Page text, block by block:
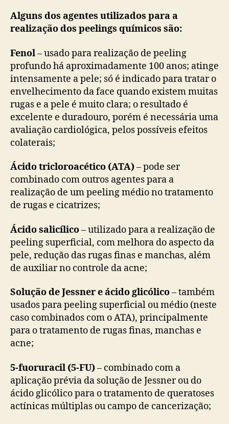
Alguns dos agentes utilizados para a
realização dos peelings químicos são:
Fenol– usado para realização de peeling
profundo há aproximadamente 100 anos; atinge
intensamente a pele; só é indicado para tratar o
envelhecimento da face quando existem muitas
rugas e a pele é muito clara; o resultado é
excelente e duradouro, porém é necessária uma
avaliação cardiológica, pelos possíveis efeitos
colaterais;
Ácido tricloroacético (ATA)– pode ser
combinado com outros agentes para a
realização de um peeling médio no tratamento
de rugas e cicatrizes;
Ácido salicílico­– utilizado para a realização de
peeling superficial, com melhora do aspecto da
pele, redução das rugas finas e manchas, além
de auxiliar no controle da acne;
Solução de Jessner e ácido glicólico– também
usados para peeling superficial ou médio (neste
caso combinados com o ATA), principalmente
para o tratamento de rugas finas, manchas e
acne;
5-fuoruracil (5-FU)– combinado com a
aplicação prévia da solução de Jessner ou do
ácido glicólico para o tratamento de queratoses
actínicas múltiplas ou campo de cancerização;